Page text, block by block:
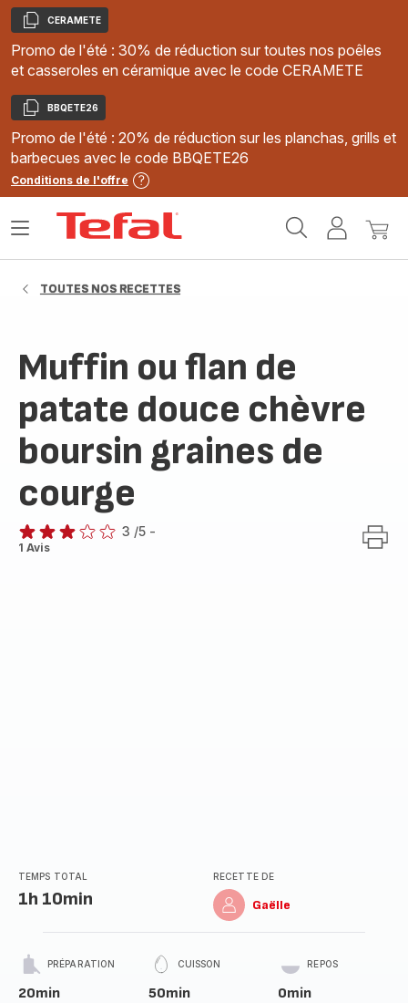
Copier
CERAMETE
Promo de l'été : 30% de réduction sur toutes nos poêles
et casseroles en céramique avec le code CERAMETE
Copier
BBQETE26
Promo de l'été : 20% de réduction sur les planchas, grills et
barbecues avec le code BBQETE26
Conditions de l'offre
MonMon
Ouvrir
TOUTES NOS RECETTES
Muffin ou flan de
patate douce chèvre
boursin graines de
courge
Avis
3 /5 -
1 Avis
TEMPS TOTAL
1h 10min
RECETTE DE
Gaëlle
PRÉPARATION
20min
CUISSON
50min
REPOS
0min